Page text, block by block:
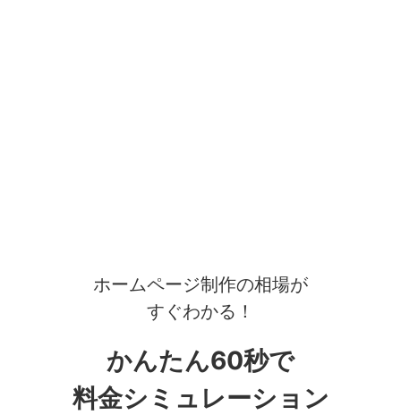
ホームページ制作の相場が
すぐわかる！
かんたん60秒で
料金シミュレーション